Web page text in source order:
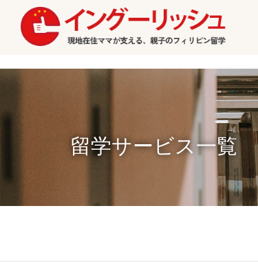
留学サービス一覧